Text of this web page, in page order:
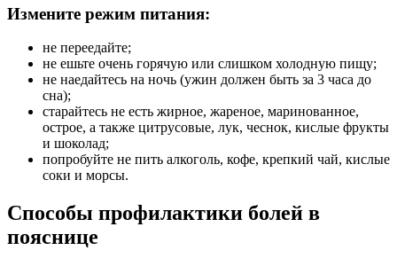
Измените режим питания:
не переедайте;
не ешьте очень горячую или слишком холодную пищу;
не наедайтесь на ночь (ужин должен быть за 3 часа до
сна);
старайтесь не есть жирное, жареное, маринованное,
острое, а также цитрусовые, лук, чеснок, кислые фрукты
и шоколад;
попробуйте не пить алкоголь, кофе, крепкий чай, кислые
соки и морсы.
Способы профилактики болей в
пояснице